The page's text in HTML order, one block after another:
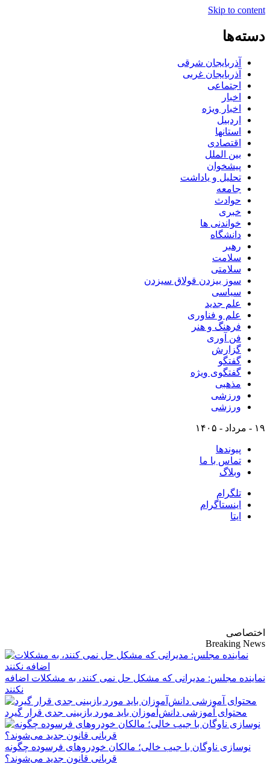
Skip to content
دسته‌ها
آذربایجان شرقی
آذربایجان غربی
اجتماعی
اخبار
اخبار ویژه
اردبیل
استانها
اقتصادی
بین الملل
پیشخوان
تحلیل و یاداشت
جامعه
حوادث
خبری
خواندنی ها
دانشگاه
رهبر
سلامت
سلامتی
سوز بیزدن قولاق سیزدن
سیاسی
علم جدید
علم و فناوری
فرهنگ و هنر
فن آوری
گزارش
گفتگو
گفتگوی ویژه
مذهبی
ورزشی
ورزشی
۱۹ - مرداد - ۱۴۰۵
پیوندها
تماس با ما
وبلاگ
تلگرام
اینستاگرام
ایتا
اختصاصی
Breaking News
نماینده مجلس: مدیرانی که مشکل حل نمی کنند، به مشکلات اضافه
نکنند
محتوای آموزشی دانش‌آموزان باید مورد بازبینی جدی قرار گیرد
نوسازی ناوگان با جیب خالی؛ مالکان خودرو‌های فرسوده چگونه
قربانی قانون جدید می‌شوند؟